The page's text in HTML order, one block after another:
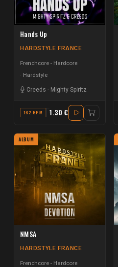
Hands Up
HARDSTYLE FRANCE
Frenchcore - Hardcore
Hardstyle
Creeds - Mighty Spiritz
162 BPM G MINOR
1.30 €
ALBUM
NMSA
HARDSTYLE FRANCE
Frenchcore - Hardcore